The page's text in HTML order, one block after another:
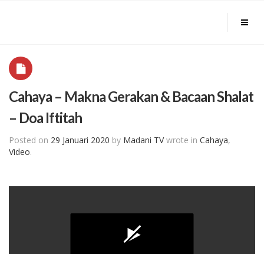
Cahaya – Makna Gerakan & Bacaan Shalat
– Doa Iftitah
Posted on 29 Januari 2020 by Madani TVwrote in Cahaya,
Video.